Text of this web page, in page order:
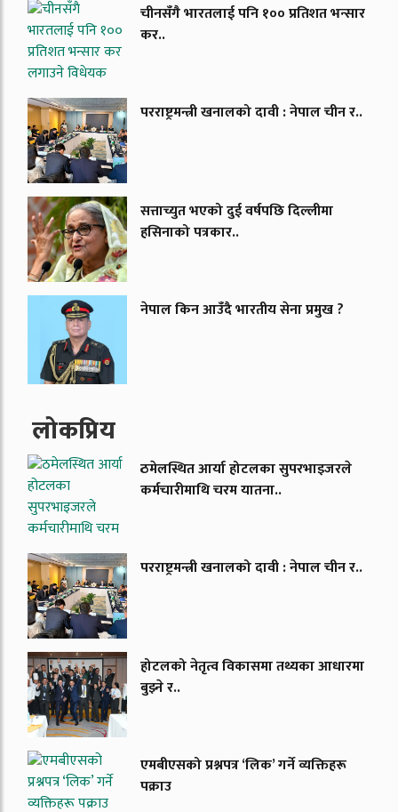
चीनसँगै भारतलाई पनि १०० प्रतिशत भन्सार
कर..
परराष्ट्रमन्त्री खनालको दावी : नेपाल चीन र..
सत्ताच्युत भएको दुई वर्षपछि दिल्लीमा
हसिनाको पत्रकार..
नेपाल किन आउँदै भारतीय सेना प्रमुख ?
लाेकप्रिय
ठमेलस्थित आर्या होटलका सुपरभाइजरले
कर्मचारीमाथि चरम यातना..
परराष्ट्रमन्त्री खनालको दावी : नेपाल चीन र..
होटलको नेतृत्व विकासमा तथ्यका आधारमा
बुझ्ने र..
एमबीएसको प्रश्नपत्र ‘लिक’ गर्ने व्यक्तिहरू
पक्राउ